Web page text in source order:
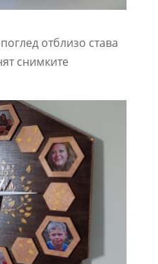
отблизо става
снимките